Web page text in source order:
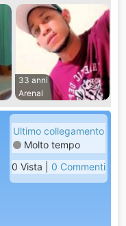
33 anni
Arenal
Ultimo collegamento
Molto tempo
0 Vista | 0 Commenti